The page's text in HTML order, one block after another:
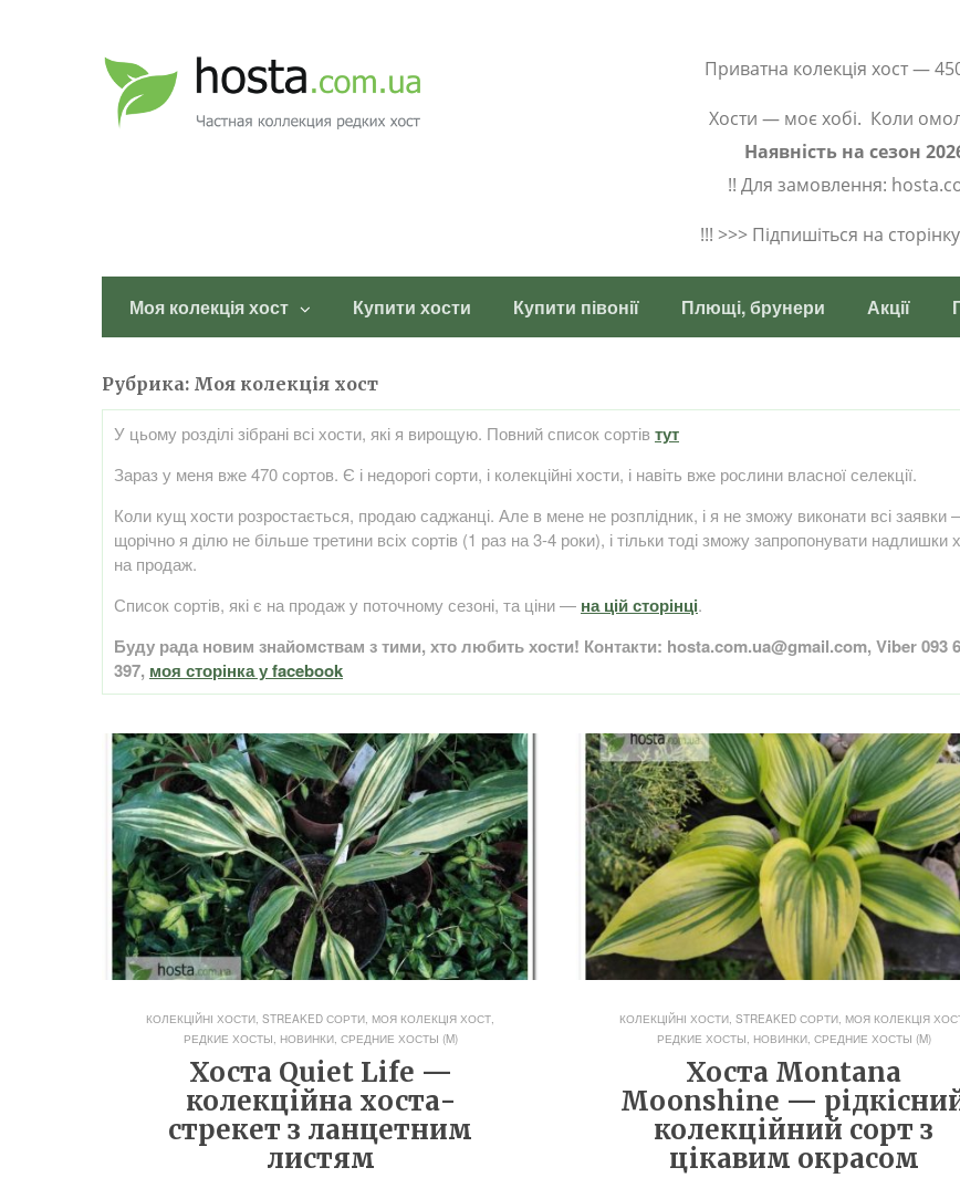
Приватна колекція хост —
Хости — моє хобі. Коли
Наявність на сезон
!! Для замовлення:
!!! >>> Підпишіться на
Моя колекція хост Купити хости Купити півонії Плющі, брунери Акції
Рубрика: Моя колекція хост
У цьому розділі зібрані всі хости, які я вирощую. Повний список сортівтут
Зараз у меня вже 470 сортов. Є і недорогі сорти, і колекційні хости, і навіть вже рослини власної селекції.
Коли кущ хости розростається, продаю саджанці. Але в мене не розплідник, і я не зможу виконати всі заявки
щорічно я ділю не більше третини всіх сортів (1 раз на 3-4 роки), і тільки тоді зможу запропонувати надлишки
на продаж.
Список сортів, які є на продаж у поточному сезоні, та ціни — на цій сторінці.
Буду рада новим знайомствам з тими, хто любить хости! Контакти: hosta.com.ua@gmail.com, Viber 093
397, моя сторінка у facebook
КОЛЕКЦІЙНІ ХОСТИ, STREAKED СОРТИ, МОЯ КОЛЕКЦІЯ ХОСТ,
РЕДКИЕ ХОСТЫ, НОВИНКИ, СРЕДНИЕ ХОСТЫ (M)
Хоста Quiet Life —
колекційна хоста-
стрекет з ланцетним
листям
КОЛЕКЦІЙНІ ХОСТИ, STREAKED СОРТИ, МОЯ КОЛЕКЦІЯ
РЕДКИЕ ХОСТЫ, НОВИНКИ, СРЕДНИЕ ХОСТЫ (M)
Хоста Montana
Moonshine —
колекційний сорт з
цікавим окрасом